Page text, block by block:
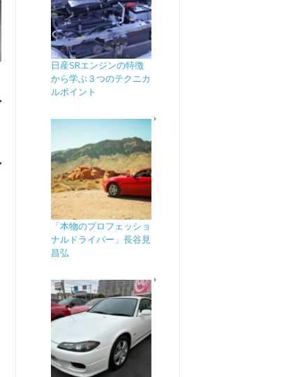
日産SRエンジンの特徴
から学ぶ３つのテクニカ
ルポイント
「本物のプロフェッショ
ナルドライバー」長谷見
昌弘